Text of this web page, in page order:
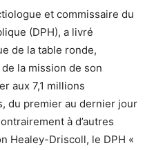
et commissaire du
(DPH), a livré
de la table ronde,
de la mission de son
aux 7,1 millions
du premier au dernier jour
à d’autres
Healey-Driscoll, le DPH «